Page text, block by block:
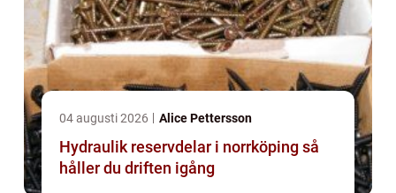
04 augusti 2026 Alice Pettersson
Hydraulik reservdelar i norrköping så
håller du driften igång